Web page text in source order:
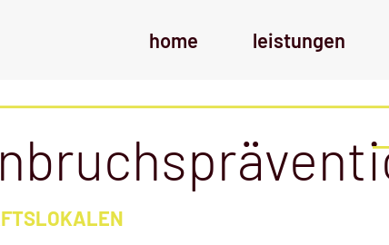
home leistungen